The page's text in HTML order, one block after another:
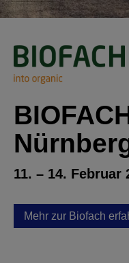
11. – 14. Februar
Mehr zur Biofach